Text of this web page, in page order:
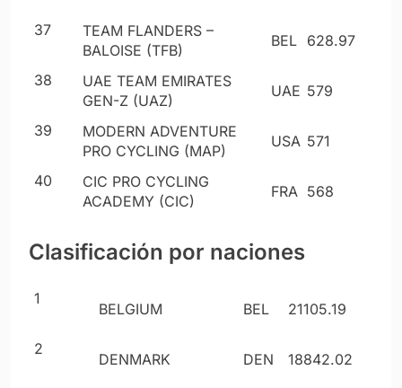
37
TEAM FLANDERS –
BALOISE (TFB)
BEL 628.97
38
UAE TEAM EMIRATES
GEN-Z (UAZ)
UAE 579
39
MODERN ADVENTURE
PRO CYCLING (MAP)
USA 571
40
CIC PRO CYCLING
ACADEMY (CIC)
FRA 568
Clasificación por naciones
1
BELGIUM BEL 21105.19
2
DENMARK DEN 18842.02